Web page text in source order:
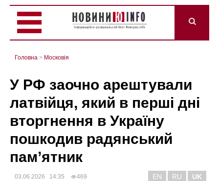
Головна > Mосковія
У РФ заочно арештували
латвійця, який в перші дні
вторгнення в Україну
пошкодив радянський
пам’ятник
03.06.2026 14:35 469 EN RU UK